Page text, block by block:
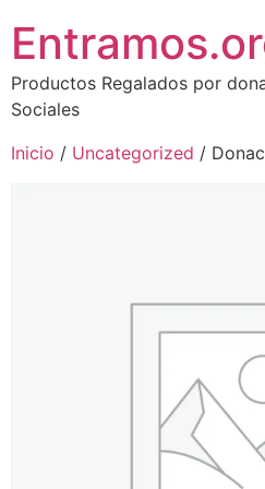
Productos Regalados por
Sociales
Inicio / Uncategorized /